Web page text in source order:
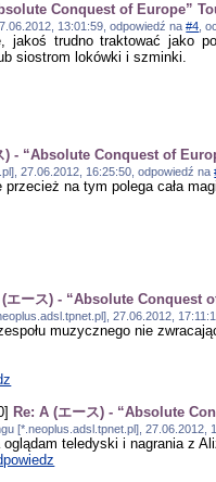
Conquest of Europe”
13:01:59, odpowiedź na#4 ,
jakoś trudno traktować jako
siostrom lokówki i szminki.
) - “Absolute Conquest of
27.06.2012, 16:25:50, odpowiedź na
przecież na tym polega cała
(エース) - “Absolute Conquest
27.06.2012,
muzycznego nie
Re: A (エース) - “Absolute
[*.neoplus.adsl.tpnet.pl], 27.06.2012,
oglądam teledyski i nagrania z